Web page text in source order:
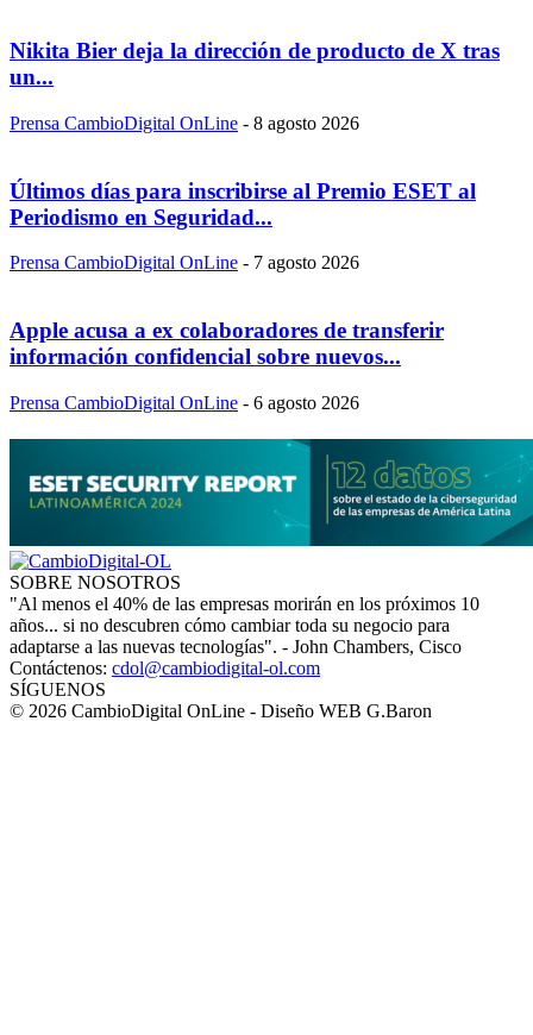
Nikita Bier deja la dirección de producto de X tras
un...
Prensa CambioDigital OnLine - 8 agosto 2026
Últimos días para inscribirse al Premio ESET al
Periodismo en Seguridad...
Prensa CambioDigital OnLine - 7 agosto 2026
Apple acusa a ex colaboradores de transferir
información confidencial sobre nuevos...
Prensa CambioDigital OnLine - 6 agosto 2026
SOBRE NOSOTROS
"Al menos el 40% de las empresas morirán en los próximos 10
años... si no descubren cómo cambiar toda su negocio para
adaptarse a las nuevas tecnologías". - John Chambers, Cisco
Contáctenos: cdol@cambiodigital-ol.com
SÍGUENOS
© 2026 CambioDigital OnLine - Diseño WEB G.Baron